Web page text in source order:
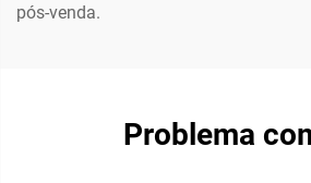
pós-venda.
Problema